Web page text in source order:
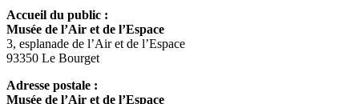
Accueil du public :
Musée de l’Air et de l’Espace
3, esplanade de l’Air et de l’Espace
93350 Le Bourget
Adresse postale :
Musée de l’Air et de l’Espace